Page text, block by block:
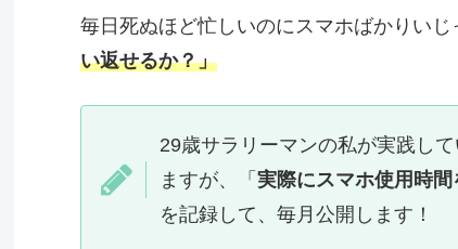
毎日死ぬほど忙しいのにスマホばかりい
い返せるか？」
29歳サラリーマンの私が実践して
ますが、「 実際にスマホ使用時間
を記録して、毎月公開します！